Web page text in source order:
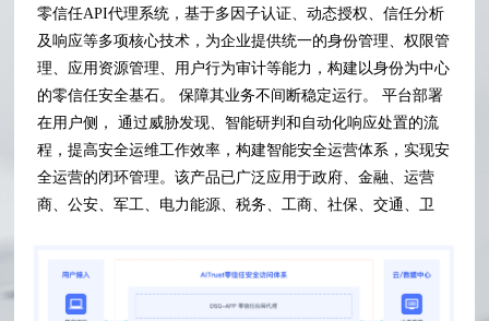
零信任API代理系统，基于多因子认证、动态授权、信任分析
及响应等多项核心技术，为企业提供统一的身份管理、权限管
理、应用资源管理、用户行为审计等能力，构建以身份为中心
的零信任安全基石。 保障其业务不间断稳定运行。 平台部署
在用户侧， 通过威胁发现、智能研判和自动化响应处置的流
程，提高安全运维工作效率，构建智能安全运营体系，实现安
全运营的闭环管理。该产品已广泛应用于政府、金融、运营
商、公安、军工、电力能源、税务、工商、社保、交通、卫